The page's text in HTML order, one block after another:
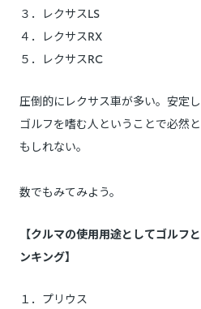
３．レクサスLS
４．レクサスRX
５．レクサスRC
圧倒的にレクサス車が多い。安定
ゴルフを嗜む人ということで必然
もしれない。
数でもみてみよう。
【クルマの使用用途としてゴルフ
ンキング】
１．プリウス